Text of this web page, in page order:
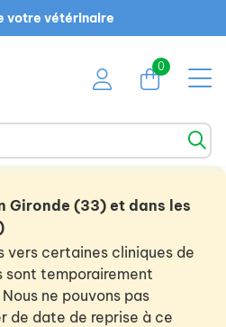
votre vétérinaire
0
Gironde (33) et dans les
vers certaines cliniques de
sont temporairement
ne pouvons pas
de date de reprise à ce